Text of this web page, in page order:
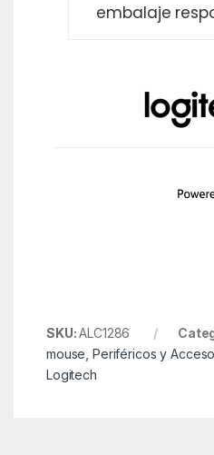
embalaje
SKU:ALC1286
mouse ,Periféricos y
Logitech